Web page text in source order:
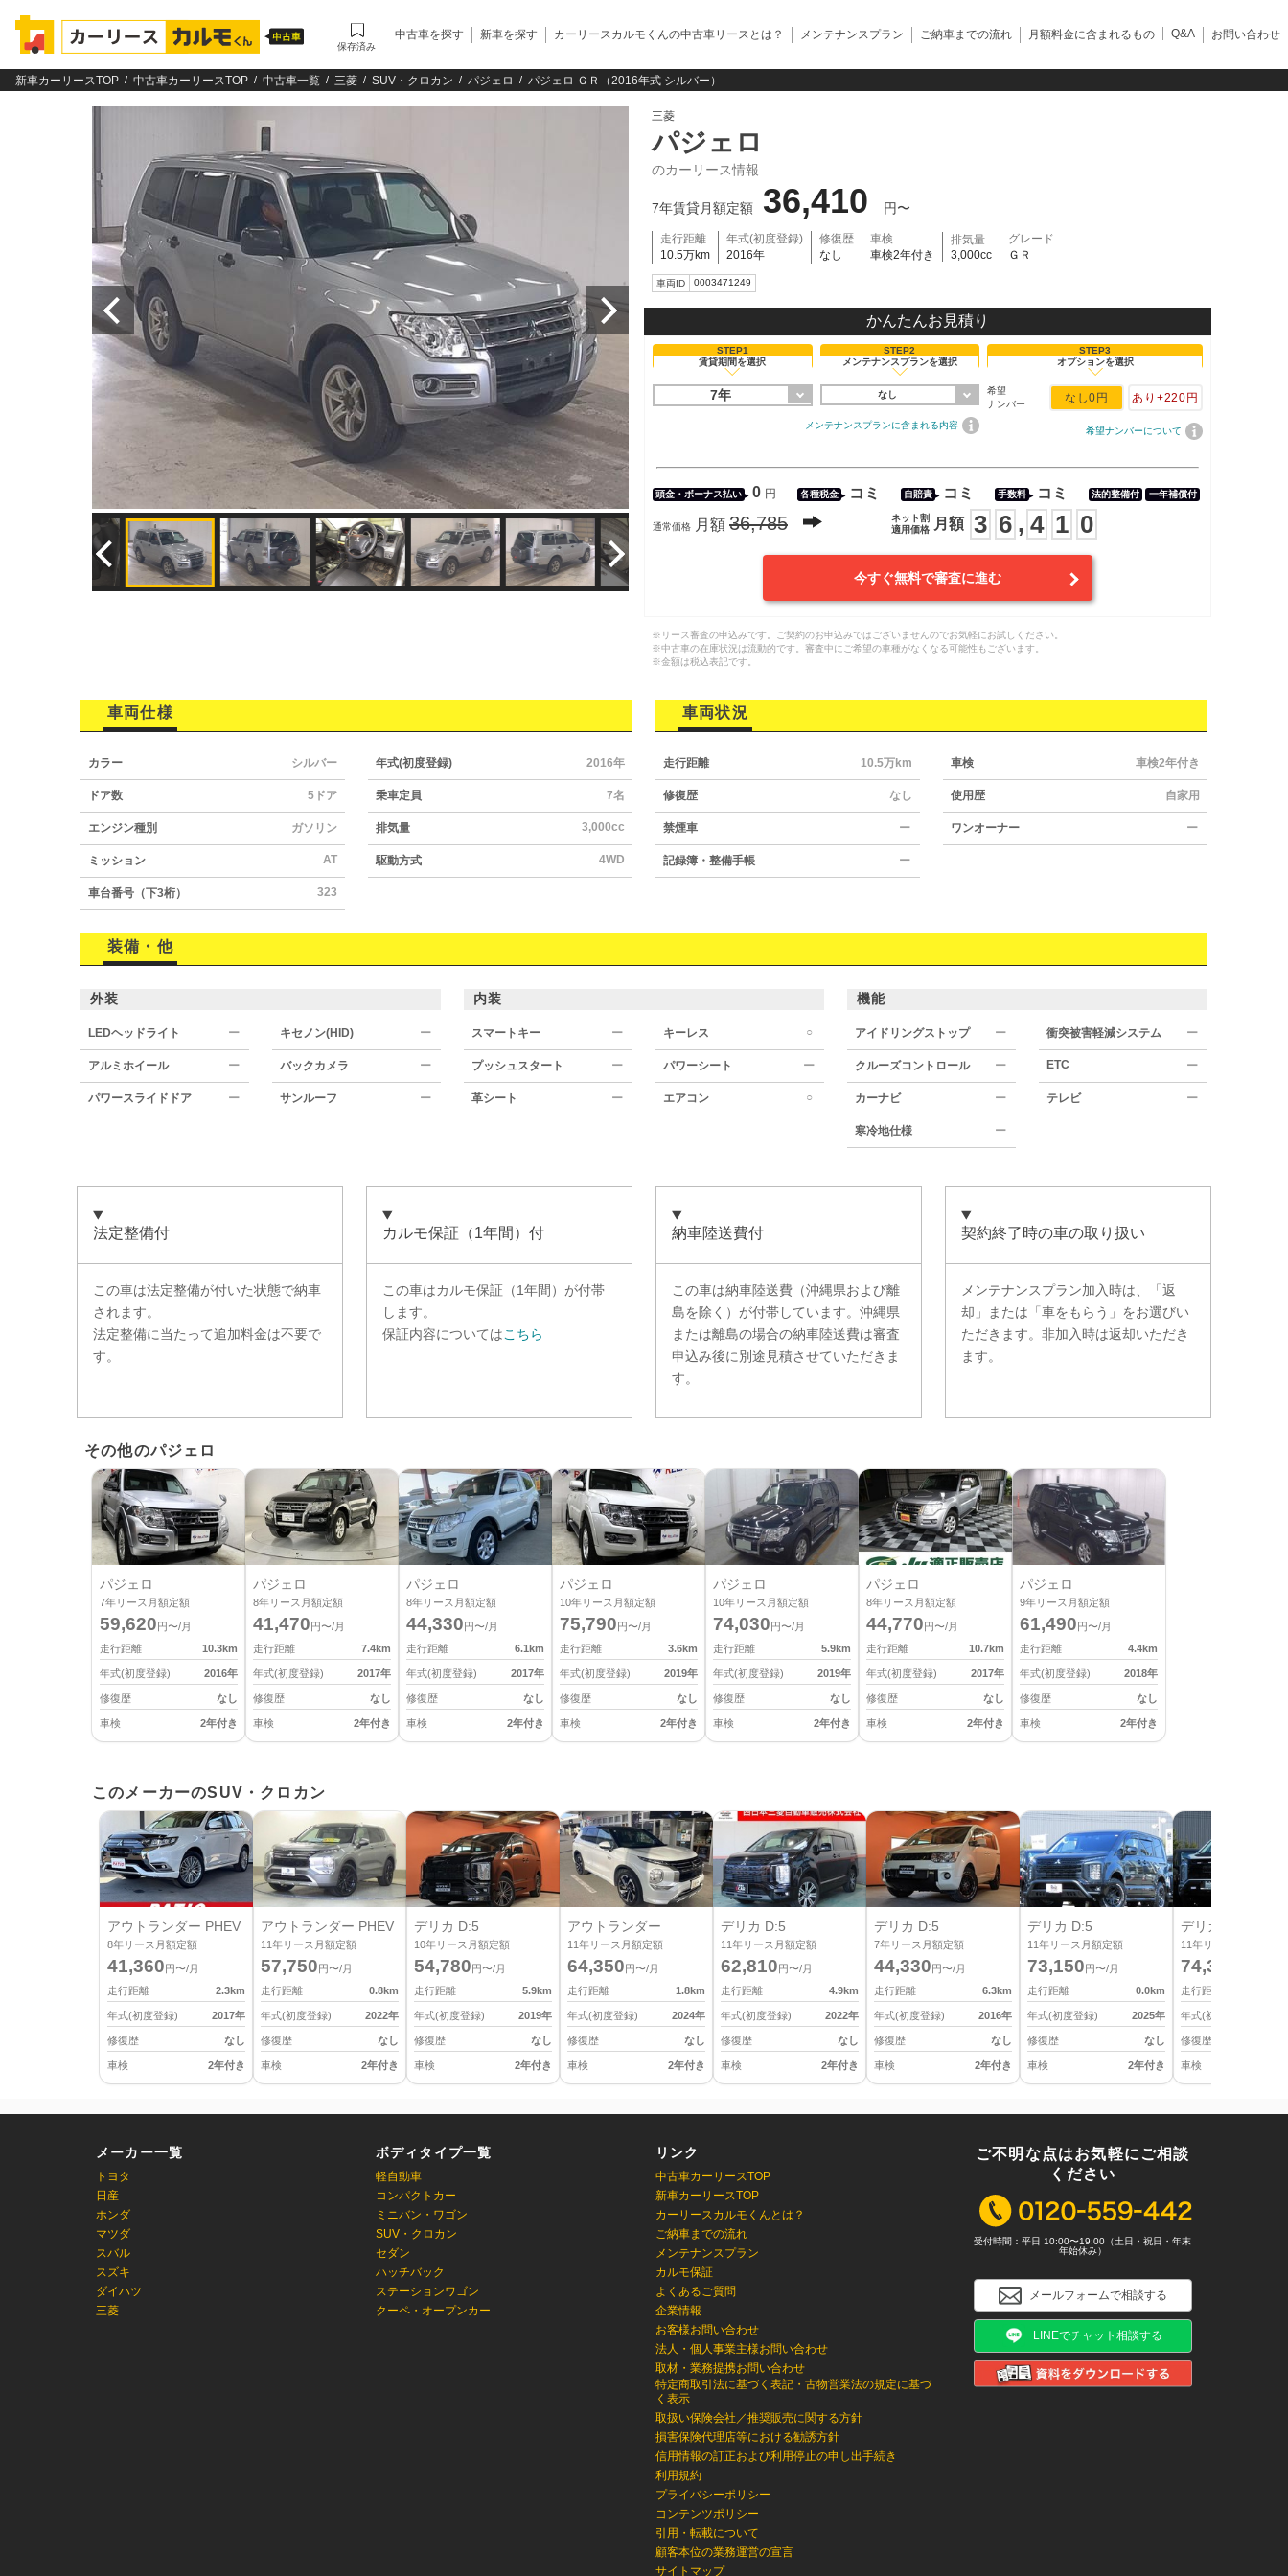
保存済み
中古車を探す 新車を探す カーリースカルモくんの中古車リースとは？ メンテナンスプラン ご納車までの流れ 月額料金に含まれるもの Q&A お問い合わせ
新車カーリースTOP 中古車カーリースTOP 中古車一覧 三菱 SUV・クロカン パジェロ パジェロ ＧＲ（2016年式 シルバー）
三菱
パジェロ
のカーリース情報
7年賃貸月額定額 36,410 円〜
走行距離
10.5万km
年式(初度登録)
2016年
修復歴
なし
車検
車検2年付き
排気量
3,000cc
グレード
ＧＲ
車両ID 0003471249
かんたんお見積り
STEP1
賃貸期間を選択
7年
STEP2
メンテナンスプランを選択
なし
メンテナンスプランに含まれる内容
STEP3
オプションを選択
希望
ナンバー
なし0円 あり +220円
希望ナンバーについて
頭金・ボーナス払い 0 円 各種税金 コミ 自賠責 コミ 手数料 コミ 法的整備付 一年補償付
通常価格 月額 36,785
ネット割
適用価格
月額 3 6 , 4 1 0
今すぐ無料で審査に進む
※リース審査の申込みです。ご契約のお申込みではございませんのでお気軽にお試しください。
※中古車の在庫状況は流動的です。審査中にご希望の車種がなくなる可能性もございます。
※金額は税込表記です。
車両仕様
カラー シルバー 年式(初度登録) 2016年
ドア数 5ドア 乗車定員 7名
エンジン種別 ガソリン 排気量 3,000cc
ミッション AT 駆動方式 4WD
車台番号（下3桁） 323
車両状況
走行距離 10.5万km 車検 車検2年付き
修復歴 なし 使用歴 自家用
禁煙車 ー ワンオーナー ー
記録簿・整備手帳 ー
装備・他
外装
LEDヘッドライト ー キセノン(HID) ー
アルミホイール ー バックカメラ ー
パワースライドドア ー サンルーフ ー
内装
スマートキー ー キーレス ○
プッシュスタート ー パワーシート ー
革シート ー エアコン ○
機能
アイドリングストップ ー 衝突被害軽減システム ー
クルーズコントロール ー ETC ー
カーナビ ー テレビ ー
寒冷地仕様 ー
法定整備付
この車は法定整備が付いた状態で納車
されます。
法定整備に当たって追加料金は不要で
す。
カルモ保証（1年間）付
この車はカルモ保証（1年間） が付帯
します。
保証内容についてはこちら
納車陸送費付
この車は納車陸送費（沖縄県および離
島を除く）が付帯しています。沖縄県
または離島の場合の納車陸送費は審査
申込み後に別途見積させていただきま
す。
契約終了時の車の取り扱い
メンテナンスプラン加入時は、「返
却」または「車をもらう」をお選びい
ただきます。非加入時は返却いただき
ます。
その他のパジェロ
パジェロ
7年リース月額定額
59,620 円〜/月
走行距離
10.3km
年式(初度登録) 2016年
修復歴 なし
車検 2年付き
パジェロ
8年リース月額定額
41,470 円〜/月
走行距離
7.4km
年式(初度登録) 2017年
修復歴 なし
車検 2年付き
パジェロ
8年リース月額定額
44,330 円〜/月
走行距離
6.1km
年式(初度登録) 2017年
修復歴 なし
車検 2年付き
パジェロ
10年リース月額定額
75,790 円〜/月
走行距離
3.6km
年式(初度登録) 2019年
修復歴 なし
車検 2年付き
パジェロ
10年リース月額定額
74,030 円〜/月
走行距離
5.9km
年式(初度登録) 2019年
修復歴 なし
車検 2年付き
パジェロ
8年リース月額定額
44,770 円〜/月
走行距離
10.7km
年式(初度登録) 2017年
修復歴 なし
車検 2年付き
パジェロ
9年リース月額定額
61,490 円〜/月
走行距離
4.4km
年式(初度登録) 2018年
修復歴 なし
車検 2年付き
このメーカーのSUV・クロカン
アウトランダー PHEV
8年リース月額定額
41,360 円〜/月
走行距離
2.3km
年式(初度登録) 2017年
修復歴 なし
車検 2年付き
アウトランダー PHEV
11年リース月額定額
57,750 円〜/月
走行距離
0.8km
年式(初度登録) 2022年
修復歴 なし
車検 2年付き
デリカ D:5
10年リース月額定額
54,780 円〜/月
走行距離
5.9km
年式(初度登録) 2019年
修復歴 なし
車検 2年付き
アウトランダー
11年リース月額定額
64,350 円〜/月
走行距離
1.8km
年式(初度登録) 2024年
修復歴 なし
車検 2年付き
デリカ D:5
11年リース月額定額
62,810 円〜/月
走行距離
4.9km
年式(初度登録) 2022年
修復歴 なし
車検 2年付き
デリカ D:5
7年リース月額定額
44,330 円〜/月
走行距離
6.3km
年式(初度登録) 2016年
修復歴 なし
車検 2年付き
デリカ D:5
11年リース月額定額
73,150 円〜/月
走行距離
0.0km
年式(初度登録) 2025年
修復歴 なし
車検 2年付き
デリカ D:5
11年リース月額定額
74,360
走行距離
年式(初度登録)
修復歴
車検
メーカー一覧
トヨタ
日産
ホンダ
マツダ
スバル
スズキ
ダイハツ
三菱
ボディタイプ一覧
軽自動車
コンパクトカー
ミニバン・ワゴン
SUV・クロカン
セダン
ハッチバック
ステーションワゴン
クーペ・オープンカー
リンク
中古車カーリースTOP
新車カーリースTOP
カーリースカルモくんとは？
ご納車までの流れ
メンテナンスプラン
カルモ保証
よくあるご質問
企業情報
お客様お問い合わせ
法人・個人事業主様お問い合わせ
取材・業務提携お問い合わせ
特定商取引法に基づく表記・古物営業法の規定に基づ
く表示
取扱い保険会社／推奨販売に関する方針
損害保険代理店等における勧誘方針
信用情報の訂正および利用停止の申し出手続き
利用規約
プライバシーポリシー
コンテンツポリシー
引用・転載について
顧客本位の業務運営の宣言
サイトマップ
ご不明な点はお気軽にご相談
ください
受付時間：平日 10:00〜19:00（土日・祝日・年末
年始休み）
メールフォームで相談する
LINEでチャット相談する